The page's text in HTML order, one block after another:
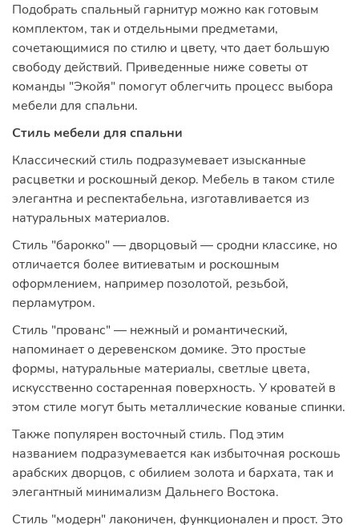
Подобрать спальный гарнитур можно как готовым
комплектом, так и отдельными предметами,
сочетающимися по стилю и цвету, что дает большую
свободу действий. Приведенные ниже советы от
команды "Экойя" помогут облегчить процесс выбора
мебели для спальни.
Стиль мебели для спальни
Классический стиль подразумевает изысканные
расцветки и роскошный декор. Мебель в таком стиле
элегантна и респектабельна, изготавливается из
натуральных материалов.
Стиль "барокко" — дворцовый — сродни классике, но
отличается более витиеватым и роскошным
оформлением, например позолотой, резьбой,
перламутром.
Стиль "прованс" — нежный и романтический,
напоминает о деревенском домике. Это простые
формы, натуральные материалы, светлые цвета,
искусственно состаренная поверхность. У кроватей в
этом стиле могут быть металлические кованые спинки.
Также популярен восточный стиль. Под этим
названием подразумевается как избыточная роскошь
арабских дворцов, с обилием золота и бархата, так и
элегантный минимализм Дальнего Востока.
Стиль "модерн" лаконичен, функционален и прост. Это